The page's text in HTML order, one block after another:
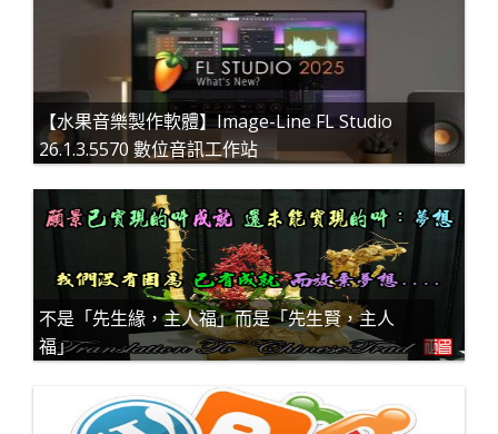
【水果音樂製作軟體】Image-Line FL Studio
26.1.3.5570 數位音訊工作站
不是「先生緣，主人福」而是「先生賢，主人
福」